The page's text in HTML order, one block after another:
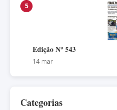
5
Edição Nº 543
14 mar
Categorias